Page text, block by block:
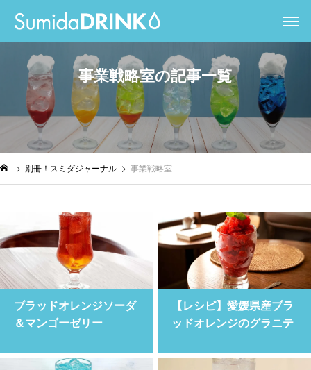
事業戦略室の記事一覧
別冊！スミダジャーナル 事業戦略室
ブラッドオレンジソーダ
＆マンゴーゼリー
【レシピ】愛媛県産ブラ
ッドオレンジのグラニテ